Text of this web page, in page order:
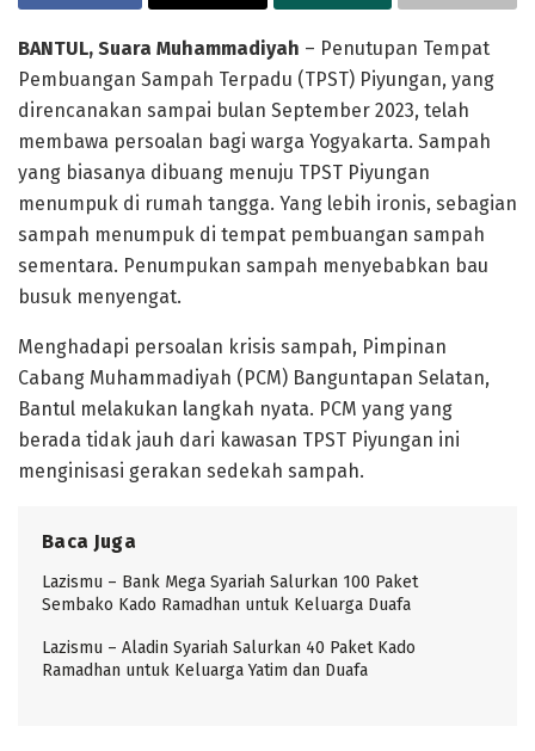
BANTUL, Suara Muhammadiyah – Penutupan Tempat
Pembuangan Sampah Terpadu (TPST) Piyungan, yang
direncanakan sampai bulan September 2023, telah
membawa persoalan bagi warga Yogyakarta. Sampah
yang biasanya dibuang menuju TPST Piyungan
menumpuk di rumah tangga. Yang lebih ironis, sebagian
sampah menumpuk di tempat pembuangan sampah
sementara. Penumpukan sampah menyebabkan bau
busuk menyengat.
Menghadapi persoalan krisis sampah, Pimpinan
Cabang Muhammadiyah (PCM) Banguntapan Selatan,
Bantul melakukan langkah nyata. PCM yang yang
berada tidak jauh dari kawasan TPST Piyungan ini
menginisasi gerakan sedekah sampah.
Baca Juga
Lazismu – Bank Mega Syariah Salurkan 100 Paket
Sembako Kado Ramadhan untuk Keluarga Duafa
Lazismu – Aladin Syariah Salurkan 40 Paket Kado
Ramadhan untuk Keluarga Yatim dan Duafa